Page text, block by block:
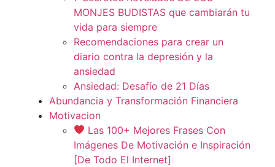
MONJES BUDISTAS que cambiarán tu
vida para siempre
Recomendaciones para crear un
diario contra la depresión y la
ansiedad
Ansiedad: Desafío de 21 Días
Abundancia y Transformación Financiera
Motivacion
Las 100+ Mejores Frases Con
Imágenes De Motivación e Inspiración
[De Todo El Internet]